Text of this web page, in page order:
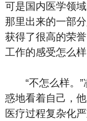
可是国内医学领
那里出来的一部
获得了很高的荣
工作的感受怎么样
“不怎么样。”
惑地看着自己，
医疗过程复杂化